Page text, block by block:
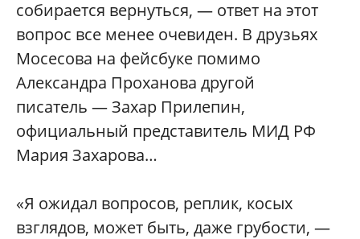
собирается вернуться, — ответ на этот
вопрос все менее очевиден. В друзьях
Мосесова на фейсбуке помимо
Александра Проханова другой
писатель — Захар Прилепин,
официальный представитель МИД РФ
Мария Захарова…
«Я ожидал вопросов, реплик, косых
взглядов, может быть, даже грубости, —